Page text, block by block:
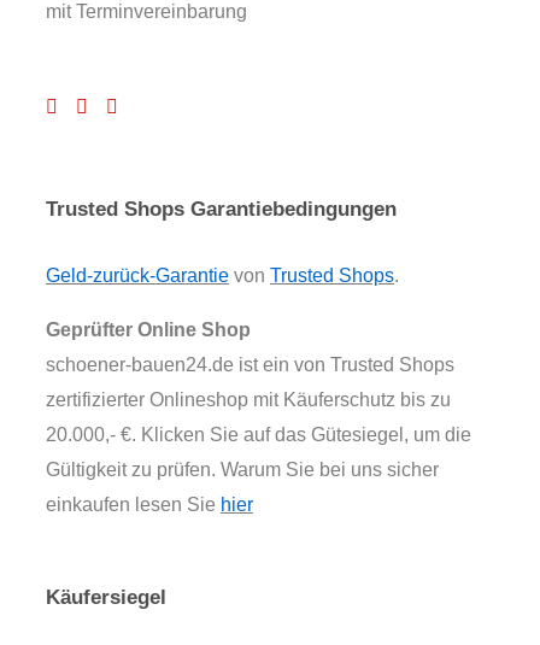
mit Terminvereinbarung
Trusted Shops Garantiebedingungen
Geld-zurück-Garantie von Trusted Shops.
Geprüfter Online Shop
schoener-bauen24.de ist ein von Trusted Shops
zertifizierter Onlineshop mit Käuferschutz bis zu
20.000,- €. Klicken Sie auf das Gütesiegel, um die
Gültigkeit zu prüfen. Warum Sie bei uns sicher
einkaufen lesen Sie hier
Käufersiegel